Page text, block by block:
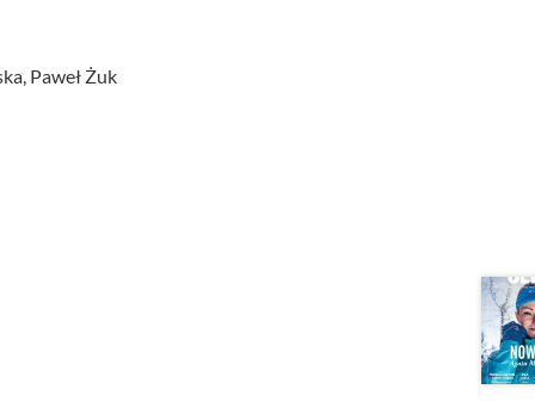
Paweł Żuk